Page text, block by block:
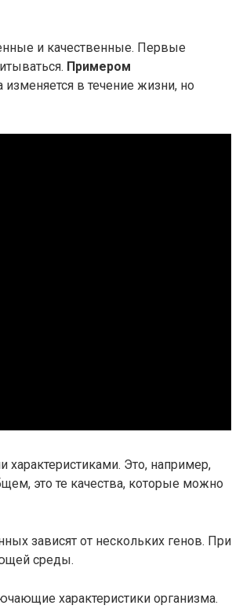
и качественные. Первые
Примером
изменяется в течение жизни, но
Это, например,
это те качества, которые можно
зависят от нескольких генов. При
среды.
характеристики организма.